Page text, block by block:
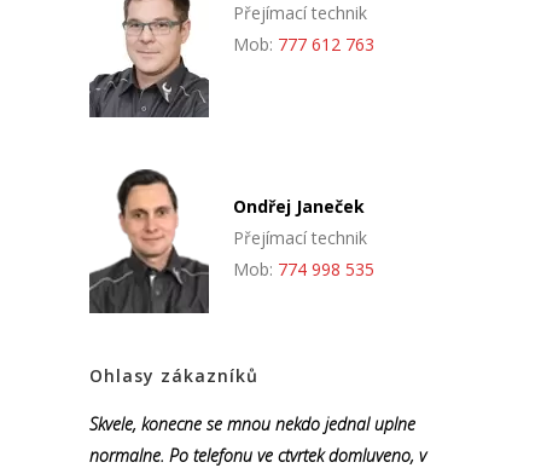
Přejímací technik
Mob: 777 612 763
Ondřej Janeček
Přejímací technik
Mob: 774 998 535
Ohlasy zákazníků
Skvele, konecne se mnou nekdo jednal uplne
normalne. Po telefonu ve ctvrtek domluveno, v